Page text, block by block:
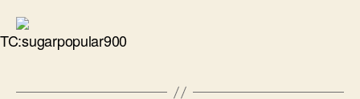
TC:sugarpopular900